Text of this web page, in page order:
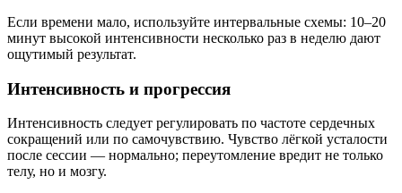
Если времени мало, используйте интервальные схемы: 10–20
минут высокой интенсивности несколько раз в неделю дают
ощутимый результат.
Интенсивность и прогрессия
Интенсивность следует регулировать по частоте сердечных
сокращений или по самочувствию. Чувство лёгкой усталости
после сессии — нормально; переутомление вредит не только
телу, но и мозгу.